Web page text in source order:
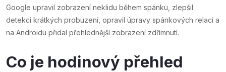
Google upravil zobrazení neklidu během spánku, zlepšil
detekci krátkých probuzení, opravil úpravy spánkových relací a
na Androidu přidal přehlednější zobrazení zdřímnutí.
Co je hodinový přehled